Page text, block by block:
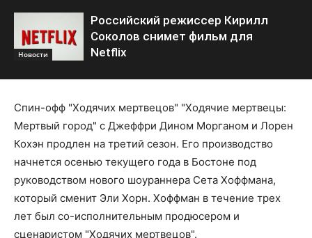
Новости
Российский режиссер Кирилл
Соколов снимет фильм для
Netflix
Спин-офф "Ходячих мертвецов" "Ходячие мертвецы:
Мертвый город" с Джеффри Дином Морганом и Лорен
Кохэн продлен на третий сезон. Его производство
начнется осенью текущего года в Бостоне под
руководством нового шоураннера Сета Хоффмана,
который сменит Эли Хорн. Хоффман в течение трех
лет был со-исполнительным продюсером и
сценаристом "Ходячих мертвецов".